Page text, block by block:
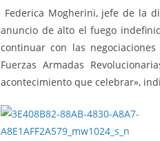
Federica Mogherini, jefe de la
anuncio de alto el fuego
continuar con las
Fuerzas Armadas
acontecimiento que celebrar»,